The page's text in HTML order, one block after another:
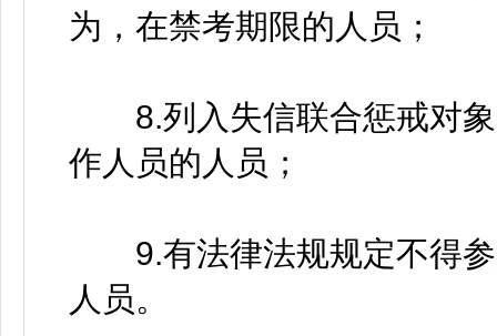
为，在禁考期限的人员；
8.列入失信联合惩戒对象
作人员的人员；
9.有法律法规规定不得参
人员。